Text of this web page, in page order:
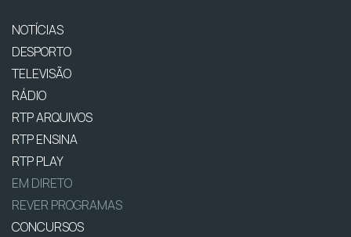
NOTÍCIAS
DESPORTO
TELEVISÃO
RÁDIO
RTP ARQUIVOS
RTP ENSINA
RTP PLAY
EM DIRETO
REVER PROGRAMAS
CONCURSOS